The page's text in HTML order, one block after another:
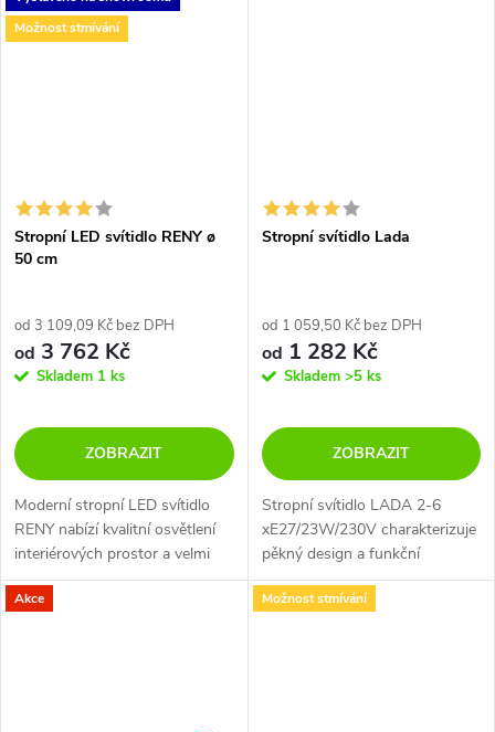
variantách. Díky...
Možnost stmívání
Stropní LED svítidlo RENY ø
50 cm
od 3 109,09 Kč bez DPH
od 3 762 Kč
Skladem 1 ks
ZOBRAZIT
Moderní stropní LED svítidlo
RENY nabízí kvalitní osvětlení
interiérových prostor a velmi
efektní rozptyl světla. Na výběr
v 6 rozměrech v 5 barevných
Stropní svítidlo Lada
od 1 059,50 Kč bez DPH
od 1 282 Kč
Skladem >5 ks
ZOBRAZIT
Stropní svítidlo LADA 2-6
xE27/23W/230V charakterizuje
pěkný design a funkční
provedení. Do svítidla je určena
žárovka s paticí E27. Svítidlo je
Akce Možnost stmívání